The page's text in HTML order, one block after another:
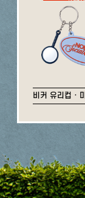
비커 유리컵 ·